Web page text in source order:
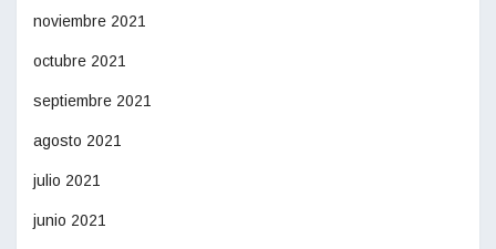
noviembre 2021
octubre 2021
septiembre 2021
agosto 2021
julio 2021
junio 2021